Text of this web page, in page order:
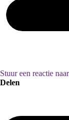
Stuur een reactie
Delen